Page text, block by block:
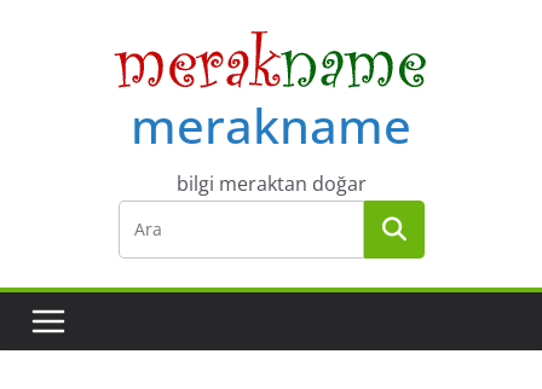
merakname
bilgi meraktan doğar